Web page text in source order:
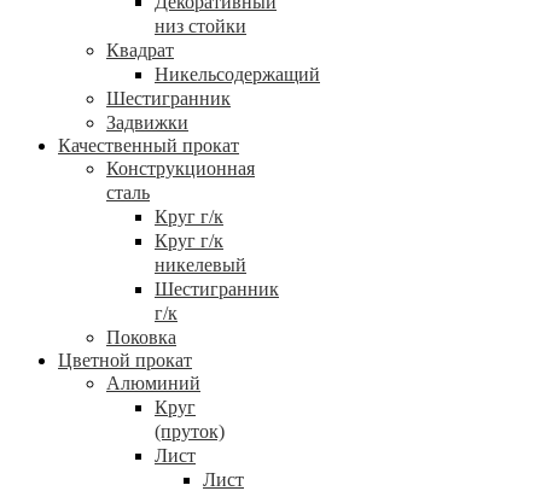
низ стойки
Квадрат
Никельсодержащий
Шестигранник
Задвижки
Качественный прокат
Конструкционная
сталь
Круг г/к
Круг г/к
никелевый
Шестигранник
г/к
Поковка
Цветной прокат
Алюминий
Круг
(пруток)
Лист
Лист